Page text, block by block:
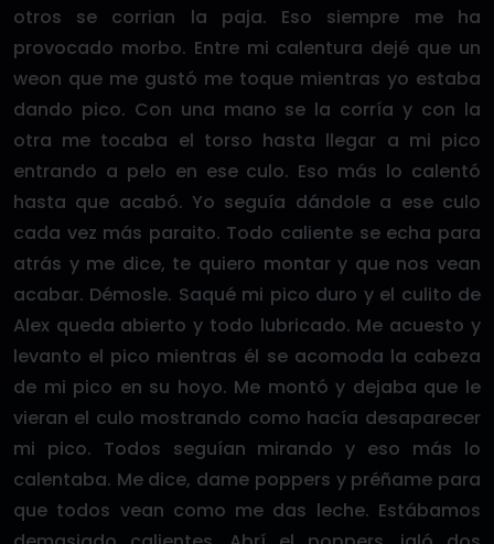
otros se corrian la paja. Eso siempre me ha
provocado morbo. Entre mi calentura dejé que un
weon que me gustó me toque mientras yo estaba
dando pico. Con una mano se la corría y con la
otra me tocaba el torso hasta llegar a mi pico
entrando a pelo en ese culo. Eso más lo calentó
hasta que acabó. Yo seguía dándole a ese culo
cada vez más paraito. Todo caliente se echa para
atrás y me dice, te quiero montar y que nos vean
acabar. Démosle. Saqué mi pico duro y el culito de
Alex queda abierto y todo lubricado. Me acuesto y
levanto el pico mientras él se acomoda la cabeza
de mi pico en su hoyo. Me montó y dejaba que le
vieran el culo mostrando como hacía desaparecer
mi pico. Todos seguían mirando y eso más lo
calentaba. Me dice, dame poppers y préñame para
que todos vean como me das leche. Estábamos